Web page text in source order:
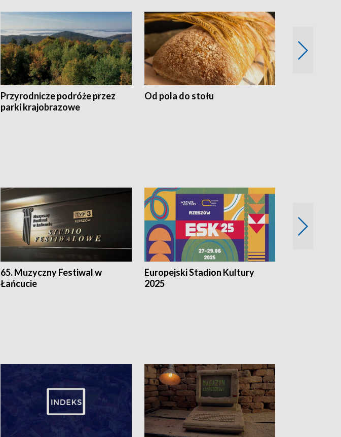
Przyrodnicze podróże przez
parki krajobrazowe
Od pola do stołu
65. Muzyczny Festiwal w
Łańcucie
Europejski Stadion Kultury
2025